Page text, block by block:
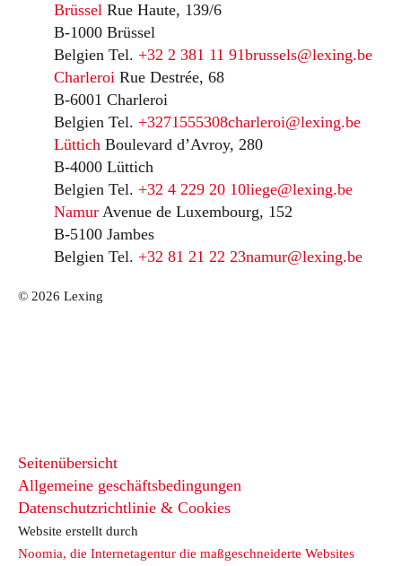
Brüssel Rue Haute, 139/6
B-1000 Brüssel
Belgien Tel. +32 2 381 11 91brussels@lexing.be
Charleroi Rue Destrée, 68
B-6001 Charleroi
Belgien Tel. +3271555308charleroi@lexing.be
Lüttich Boulevard d’Avroy, 280
B-4000 Lüttich
Belgien Tel. +32 4 229 20 10liege@lexing.be
Namur Avenue de Luxembourg, 152
B-5100 Jambes
Belgien Tel. +32 81 21 22 23namur@lexing.be
© 2026 Lexing
Seitenübersicht
Allgemeine geschäftsbedingungen
Datenschutzrichtlinie & Cookies
Website erstellt durch
Noomia, die Internetagentur die maßgeschneiderte Websites